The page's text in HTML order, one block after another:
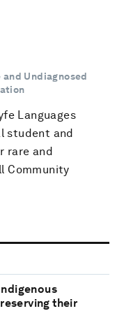
Undiagnosed
Languages
student and
rare and
Community
their